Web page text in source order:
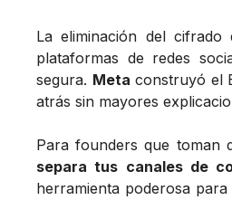
La eliminación del
plataformas de redes
segura. Meta construyó el
atrás sin mayores
Para founders que toman
separa tus canales de
herramienta poderosa